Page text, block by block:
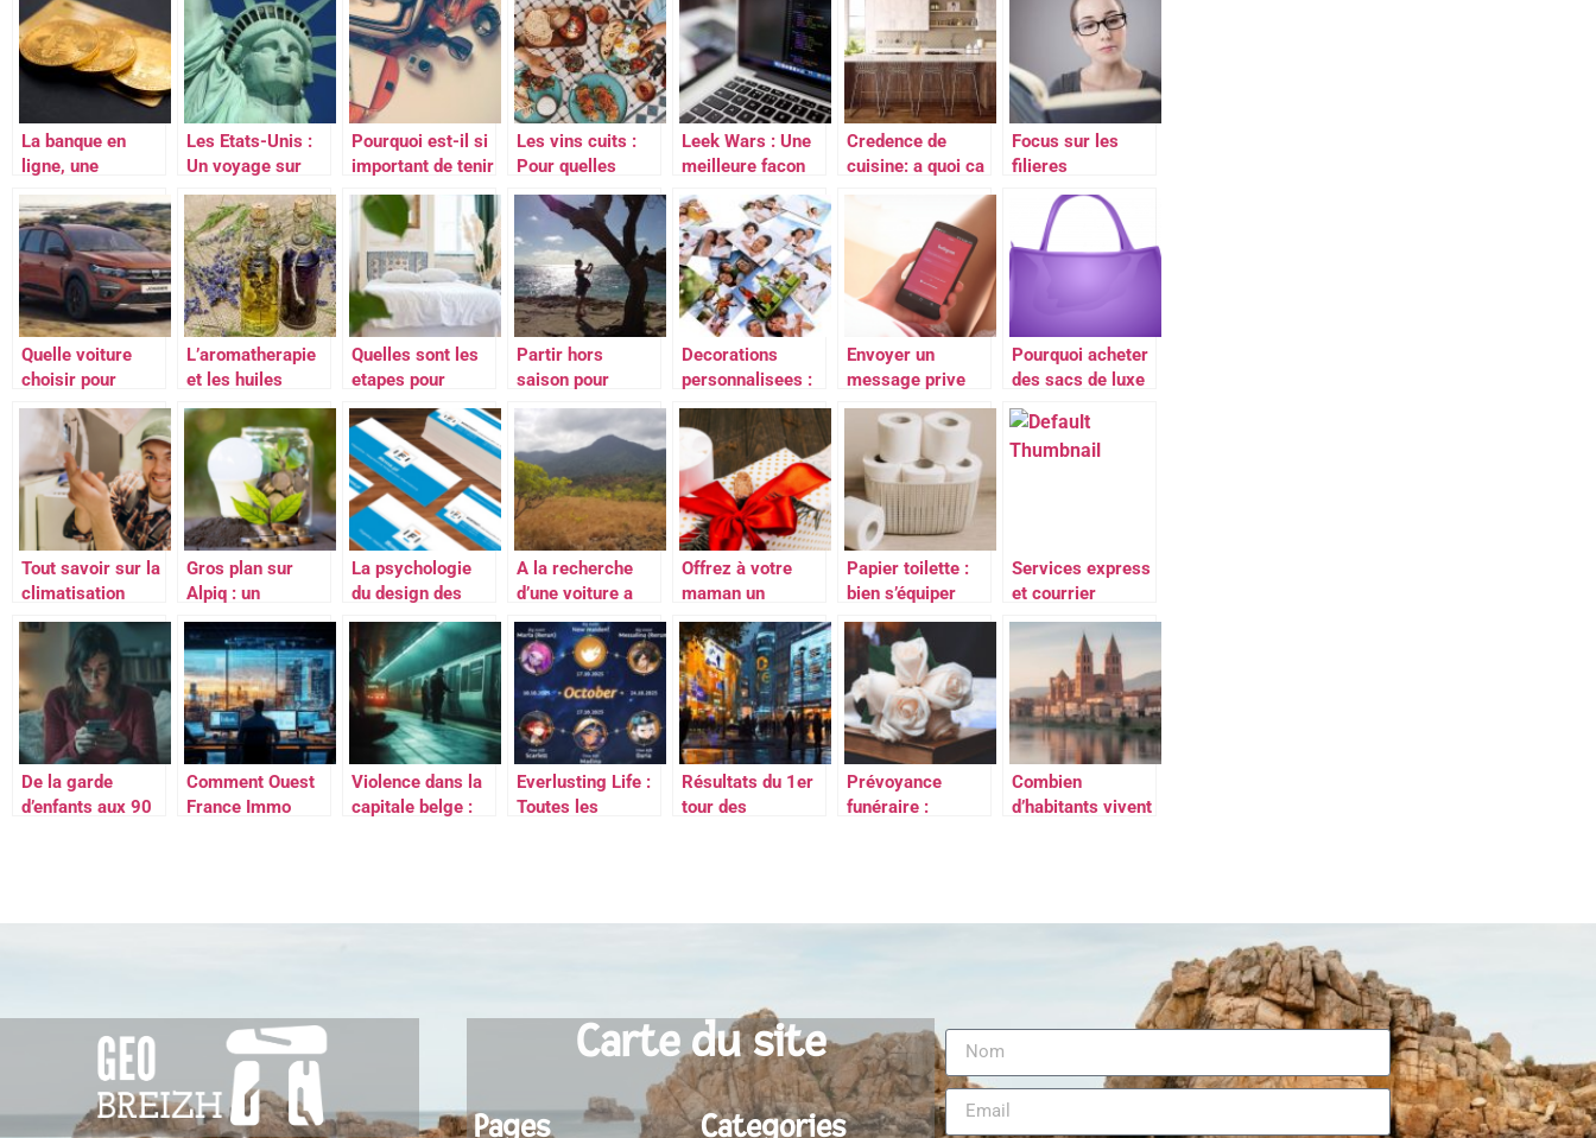
La banque en
ligne, une
alternative
intéressante pour
tous
Les Etats-Unis :
Un voyage sur
mesure
Pourquoi est-il si
important de tenir
un journal intime?
Les vins cuits :
Pour quelles
occasions ?
Leek Wars : Une
meilleure facon
d’apprendre a
programmer
Credence de
cuisine: a quoi ca
sert exactement
Focus sur les
filieres
accessibles
apres un bac en
STMG
Quelle voiture
choisir pour
partir en
vacances ?
L’aromatherapie
et les huiles
vegetales
Quelles sont les
etapes pour
ouvrir une
chambre d’hotes
?
Partir hors
saison pour
eviter le tourisme
de masse
Decorations
personnalisees :
de multiples
options
Envoyer un
message prive
sur Instagram :
comment faire ?
Pourquoi acheter
des sacs de luxe
de seconde main
?
Tout savoir sur la
climatisation
gainable
Gros plan sur
Alpiq : un
fournisseur
d’electricite
alternatif
proposant des
tarifs inferieurs
de 4% aux tarifs
reglementes.
La psychologie
du design des
cartes de visite
personnalisees
A la recherche
d’une voiture a
louer en
Martinique ?
Offrez à votre
maman un
cadeau photo à
son image pour la
fête des Mères
Papier toilette :
bien s’équiper
pour le quotidien
Services express
et courrier
recommandé :
tout savoir sur le
10 rue de
Penthievre
75008 Paris
De la garde
d’enfants aux 90
Comment Ouest
France Immo
Violence dans la
capitale belge :
Everlusting Life :
Toutes les
Résultats du 1er
tour des
Prévoyance
funéraire :
Combien
d’habitants vivent
Carte du site
Pages Categories